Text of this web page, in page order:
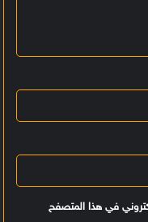
في هذا المتصفح